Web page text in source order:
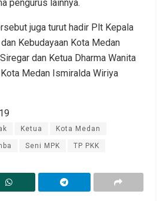
pengurus lainnya.
juga turut hadir Plt Kepala
Kebudayaan Kota Medan
dan Ketua Dharma Wanita
Medan Ismiralda Wiriya
Ketua Kota Medan
Seni MPK TP PKK